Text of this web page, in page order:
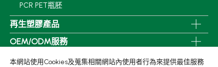
PCR PET瓶胚
再生塑膠產品
OEM/ODM服務
應用領域
本網站使用Cookies及蒐集相關網站內使用者行為來提供最佳服務